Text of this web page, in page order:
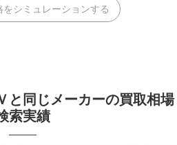
をシミュレーションする
と同じメーカーの買取相場
索実績